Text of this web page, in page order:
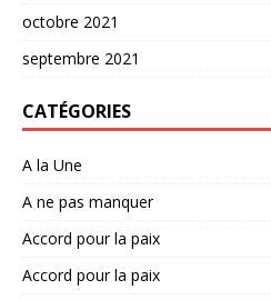
octobre 2021
septembre 2021
CATÉGORIES
A la Une
A ne pas manquer
Accord pour la paix
Accord pour la paix